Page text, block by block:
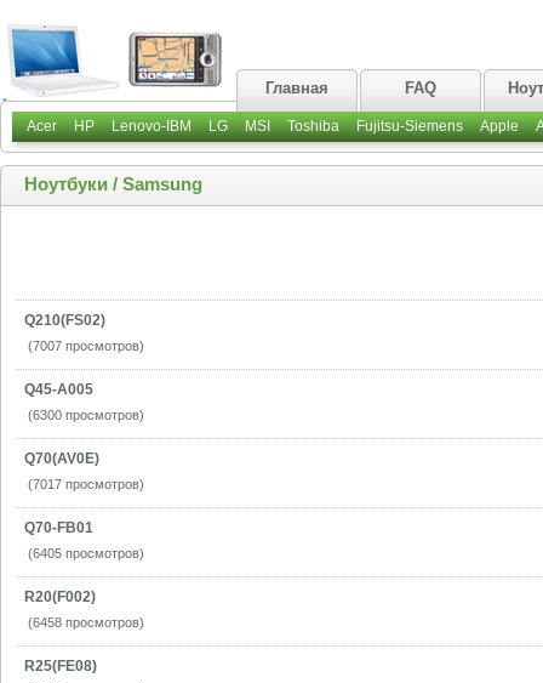
Главная FAQ
Acer HP Lenovo-IBM LG MSI Toshiba Fujitsu-Siemens Apple
Ноутбуки / Samsung
Q210(FS02)
(7007 просмотров)
Q45-A005
(6300 просмотров)
Q70(AV0E)
(7017 просмотров)
Q70-FB01
(6405 просмотров)
R20(F002)
(6458 просмотров)
R25(FE08)